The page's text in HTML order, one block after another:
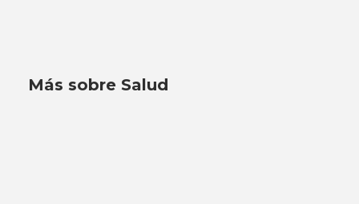
Más sobre Salud